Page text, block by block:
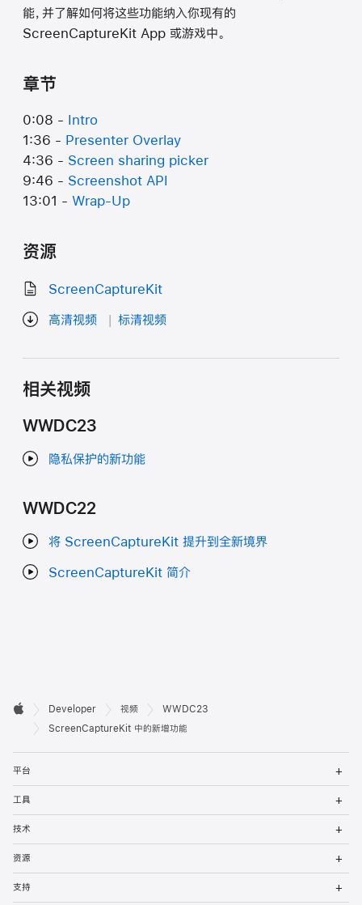
能，并了解如何将这些功能纳入你现有的
ScreenCaptureKit App 或游戏中。
章节
0:08 - Intro
1:36 - Presenter Overlay
4:36 - Screen sharing picker
9:46 - Screenshot API
13:01 - Wrap-Up
资源
ScreenCaptureKit
高清视频 标清视频
相关视频
WWDC23
隐私保护的新功能
WWDC22
将 ScreenCaptureKit 提升到全新境界
ScreenCaptureKit 简介
开
者
页
脚

Developer 视频
WWDC23
ScreenCaptureKit 中的新增功能
平台
菜
工具
菜
技术
菜
资源
菜
支持